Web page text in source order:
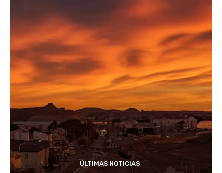
ÚLTIMAS NOTICIAS